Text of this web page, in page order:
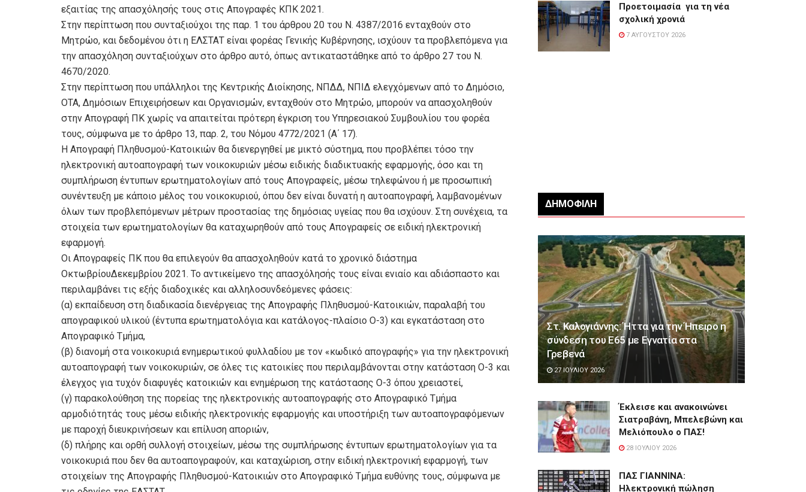
εξαιτίας της απασχόλησής τους στις Απογραφές ΚΠΚ 2021.
Στην περίπτωση που συνταξιούχοι της παρ. 1 του άρθρου 20 του Ν. 4387/2016 ενταχθούν στο
Μητρώο, και δεδομένου ότι η ΕΛΣΤΑΤ είναι φορέας Γενικής Κυβέρνησης, ισχύουν τα προβλεπόμενα για
την απασχόληση συνταξιούχων στο άρθρο αυτό, όπως αντικαταστάθηκε από το άρθρο 27 του Ν.
4670/2020.
Στην περίπτωση που υπάλληλοι της Κεντρικής Διοίκησης, ΝΠΔΔ, ΝΠΙΔ ελεγχόμενων από το Δημόσιο,
ΟΤΑ, Δημόσιων Επιχειρήσεων και Οργανισμών, ενταχθούν στο Μητρώο, μπορούν να απασχοληθούν
στην Απογραφή ΠΚ χωρίς να απαιτείται πρότερη έγκριση του Υπηρεσιακού Συμβουλίου του φορέα
τους, σύμφωνα με το άρθρο 13, παρ. 2, του Νόμου 4772/2021 (Α΄ 17).
Η Απογραφή Πληθυσμού-Κατοικιών θα διενεργηθεί με μικτό σύστημα, που προβλέπει τόσο την
ηλεκτρονική αυτοαπογραφή των νοικοκυριών μέσω ειδικής διαδικτυακής εφαρμογής, όσο και τη
συμπλήρωση έντυπων ερωτηματολογίων από τους Απογραφείς, μέσω τηλεφώνου ή με προσωπική
συνέντευξη με κάποιο μέλος του νοικοκυριού, όπου δεν είναι δυνατή η αυτοαπογραφή, λαμβανομένων
όλων των προβλεπόμενων μέτρων προστασίας της δημόσιας υγείας που θα ισχύουν. Στη συνέχεια, τα
στοιχεία των ερωτηματολογίων θα καταχωρηθούν από τους Απογραφείς σε ειδική ηλεκτρονική
εφαρμογή.
Οι Απογραφείς ΠΚ που θα επιλεγούν θα απασχοληθούν κατά το χρονικό διάστημα
ΟκτωβρίουΔεκεμβρίου 2021. Το αντικείμενο της απασχόλησής τους είναι ενιαίο και αδιάσπαστο και
περιλαμβάνει τις εξής διαδοχικές και αλληλοσυνδεόμενες φάσεις:
(α) εκπαίδευση στη διαδικασία διενέργειας της Απογραφής Πληθυσμού-Κατοικιών, παραλαβή του
απογραφικού υλικού (έντυπα ερωτηματολόγια και κατάλογος-πλαίσιο Ο-3) και εγκατάσταση στο
Απογραφικό Τμήμα,
(β) διανομή στα νοικοκυριά ενημερωτικού φυλλαδίου με τον «κωδικό απογραφής» για την ηλεκτρονική
αυτοαπογραφή των νοικοκυριών, σε όλες τις κατοικίες που περιλαμβάνονται στην κατάσταση Ο-3 και
έλεγχος για τυχόν διαφυγές κατοικιών και ενημέρωση της κατάστασης Ο-3 όπου χρειαστεί,
(γ) παρακολούθηση της πορείας της ηλεκτρονικής αυτοαπογραφής στο Απογραφικό Τμήμα
αρμοδιότητάς τους μέσω ειδικής ηλεκτρονικής εφαρμογής και υποστήριξη των αυτοαπογραφόμενων
με παροχή διευκρινήσεων και επίλυση αποριών,
(δ) πλήρης και ορθή συλλογή στοιχείων, μέσω της συμπλήρωσης έντυπων ερωτηματολογίων για τα
νοικοκυριά που δεν θα αυτοαπογραφούν, και καταχώριση, στην ειδική ηλεκτρονική εφαρμογή, των
στοιχείων της Απογραφής Πληθυσμού-Κατοικιών στο Απογραφικό Τμήμα ευθύνης τους, σύμφωνα με
Προετοιμασία για τη νέα
σχολική χρονιά
7 ΑΥΓΟΎΣΤΟΥ 2026
ΔΗΜΟΦΙΛΉ
Στ. Καλογιάννης: Ήττα για την Ήπειρο η
σύνδεση του Ε65 με Εγνατία στα
Γρεβενά
27 ΙΟΥΛΊΟΥ 2026
Έκλεισε και ανακοινώνει
Σιατραβάνη, Μπελεβώνη και
Μελιόπουλο ο ΠΑΣ!
28 ΙΟΥΛΊΟΥ 2026
ΠΑΣ ΓΙΑΝΝΙΝΑ:
Hλεκτρονική πώληση